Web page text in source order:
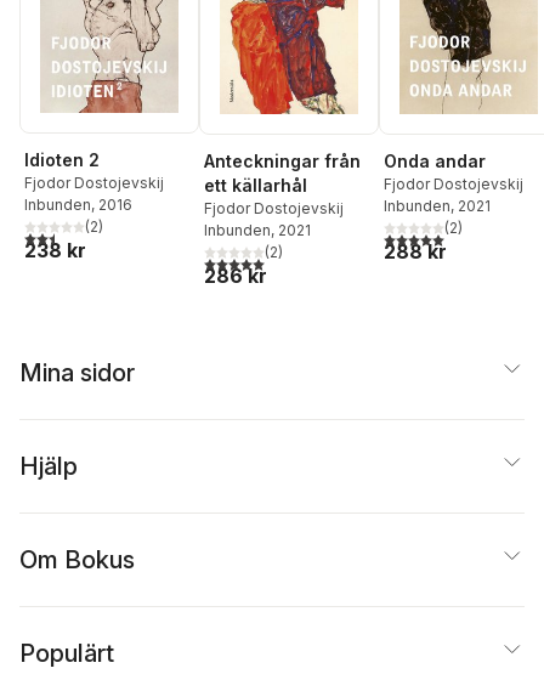
Idioten 2
Fjodor Dostojevskij
Inbunden, 2016
2,5utav 5 stjärnor. Totalt antal röster:
(2)
238 kr
Anteckningar från
ett källarhål
Fjodor Dostojevskij
Inbunden, 2021
5,0utav 5 stjärnor. Totalt antal röster:
(2)
286 kr
Onda andar
Fjodor Dostojevskij
Inbunden, 2021
5,0utav 5 stjärnor.
(2)
288 kr
Mina sidor
Hjälp
Om Bokus
Populärt